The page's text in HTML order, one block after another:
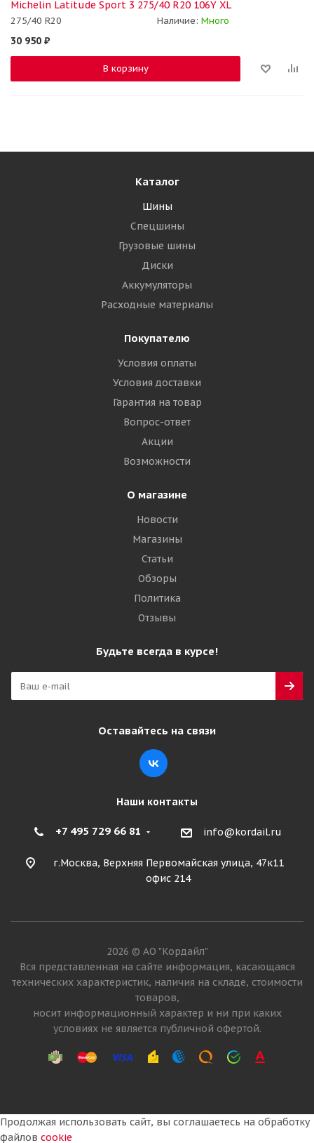
Michelin Latitude Sport 3 275/40 R20 106Y XL
275/40 R20 Наличие: Много
30 950 ₽
В корзину
Каталог
Шины
Спецшины
Грузовые шины
Диски
Аккумуляторы
Расходные материалы
Покупателю
Условия оплаты
Условия доставки
Гарантия на товар
Вопрос-ответ
Акции
Возможности
О магазине
Новости
Магазины
Статьи
Обзоры
Политика
Отзывы
Будьте всегда в курсе!
Оставайтесь на связи
Наши контакты
+7 495 729 66 81 info@kordail.ru
г.Москва, Верхняя Первомайская улица, 47к11
офис 214
2026 © АО "Кордайл"
Вся представленная на сайте информация, касающаяся
технических характеристик, наличия на складе, стоимости
товаров,
носит информационный характер и ни при каких
условиях не является публичной офертой.
Продолжая использовать сайт, вы соглашаетесь на обработку
файлов cookie